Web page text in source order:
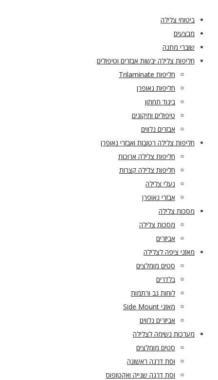
ביטוחי צלילה
מבצעים
שוברי מתנה
חליפות צלילה יבשות אבזרים וטיפולים
חליפות Trilaminate
חליפות נאופרן
ביגוד תחתון
טיפולים ותיקונים
אבזרים נלווים
חליפות צלילה רטובות ואבזרי נאופרן
חליפות צלילה ארוכות
חליפות צלילה קצרות
נעלי צלילה
אבזרי נאופרן
מסכות צלילה
מסכות צלילה
אביזרים
מאזני ציפה לצלילה
סטים מומלצים
בלדרים
לוחות גב ורתמות
מאזני Side Mount
אביזרים נלווים
מערכות נשימה לצלילה
סטים מומלצים
וסת דרגה ראשונה
וסת דרגה שנייה ואקטופוס